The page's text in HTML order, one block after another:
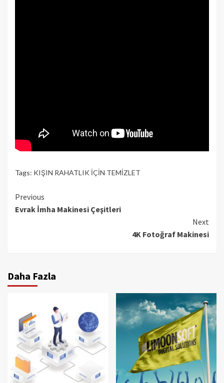
Tags: KIŞIN RAHATLIK İÇİN TEMİZLET
Continue
Reading
Previous
Evrak İmha Makinesi Çeşitleri
Next
4K Fotoğraf Makinesi
Daha Fazla